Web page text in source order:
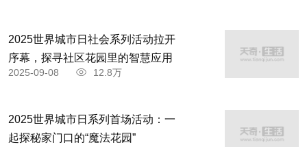
2025世界城市日社会系列活动拉开
序幕，探寻社区花园里的智慧应用
2025-09-08 12.8万
2025世界城市日系列首场活动：一
起探秘家门口的“魔法花园”